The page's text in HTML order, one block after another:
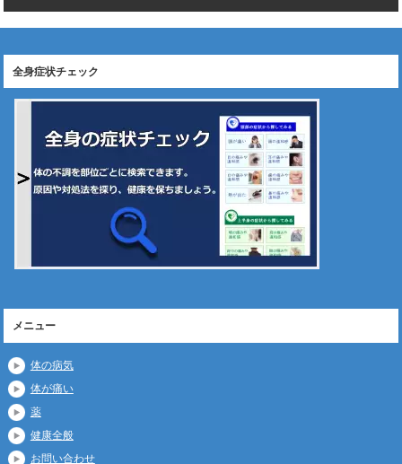
全身症状チェック
メニュー
体の病気
体が痛い
薬
健康全般
お問い合わせ